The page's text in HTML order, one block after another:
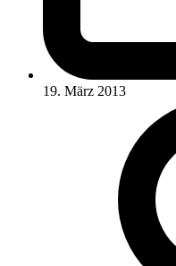
19. März 2013